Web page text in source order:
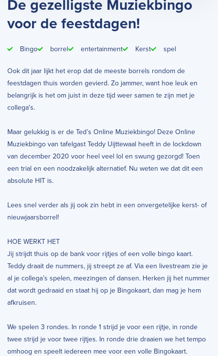
De gezelligste Muziekbingo
voor de feestdagen!
Bingo borrel entertainment Kerst spel
Ook dit jaar lijkt het erop dat de meeste borrels rondom de
feestdagen thuis worden gevierd. Zo jammer, want hoe leuk en
belangrijk is het om juist in deze tijd weer samen te zijn met je
collega's.
Maar gelukkig is er de Ted’s Online Muziekbingo! Deze Online
Muziekbingo van tafelgast Teddy Uijttewaal heeft in de lockdown
van december 2020 voor heel veel lol en swung gezorgd! Toen
een trial en een noodzakelijk alternatief. Nu weten we dat dit een
absolute HIT is.
Lees snel verder als jij ook zin hebt in een onvergetelijke kerst- of
nieuwjaarsborrel!
HOE WERKT HET
Jij strijdt thuis op de bank voor rijtjes of een volle bingo kaart.
Teddy draait de nummers, jij streept ze af. Via een livestream zie je
al je collega’s spelen, meezingen of dansen. Herken jij het nummer
dat wordt gedraaid en staat hij op je Bingokaart, dan mag je hem
afkruisen.
We spelen 3 rondes. In ronde 1 strijd je voor een rijtje, in ronde
twee strijd je voor twee rijtjes. In ronde drie draaien we het tempo
omhoog en speelt iedereen mee voor een volle Bingokaart.